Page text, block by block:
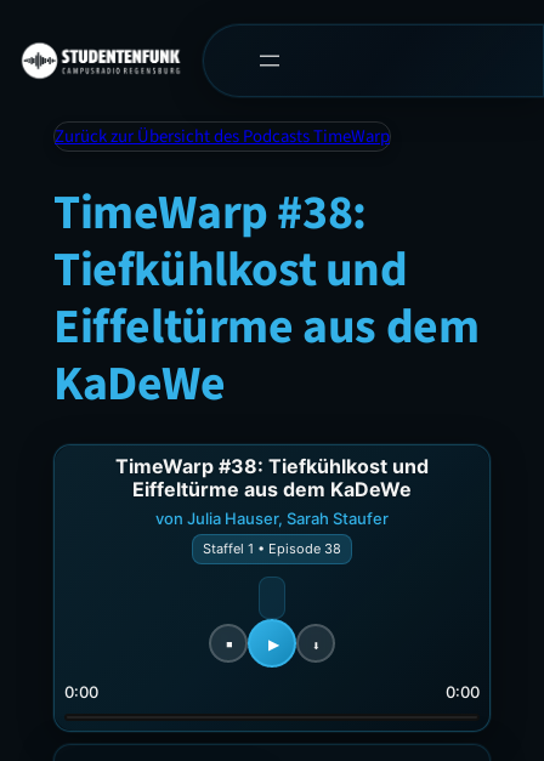
Zurück zur Übersicht des Podcasts TimeWarp
TimeWarp #38:
Tiefkühlkost und
Eiffeltürme aus dem
KaDeWe
TimeWarp #38: Tiefkühlkost und
Eiffeltürme aus dem KaDeWe
von Julia Hauser, Sarah Staufer
Staffel 1 • Episode 38
0:00 0:00